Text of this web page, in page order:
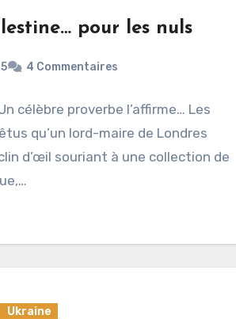
pour les nuls
4 Commentaires
célèbre proverbe l’affirme… Les
qu’un lord-maire de Londres
d’œil souriant à une collection de
Ukraine